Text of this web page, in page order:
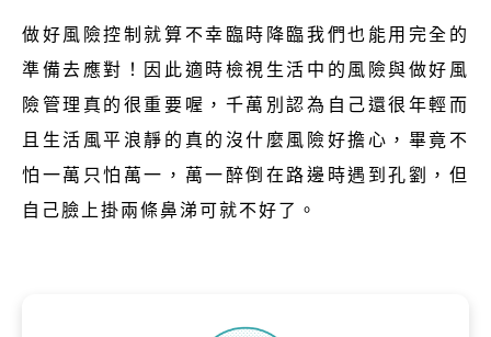
做好風險控制就算不幸臨時降臨我們也能用完全的
準備去應對！因此適時檢視生活中的風險與做好風
險管理真的很重要喔，千萬別認為自己還很年輕而
且生活風平浪靜的真的沒什麼風險好擔心，畢竟不
怕一萬只怕萬一，萬一醉倒在路邊時遇到孔劉，但
自己臉上掛兩條鼻涕可就不好了。